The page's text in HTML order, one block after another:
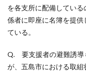
を各支所に配備してい
係者に即座に名簿を提
ている。
Q. 要支援者の避難誘導
が、五島市における取組